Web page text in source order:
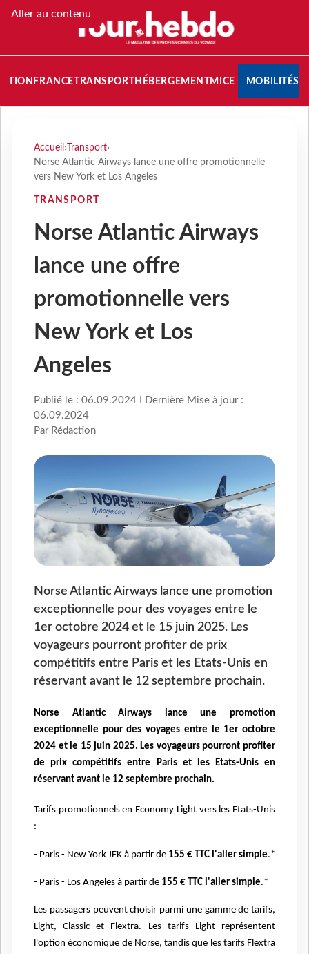
Aller au contenu
FRANCETRANSPORT HÉBERGEMENTMICE MOBILITÉS
Accueil › Transport›
Norse Atlantic Airways lance une offre promotionnelle
vers New York et Los Angeles
TRANSPORT
Norse Atlantic Airways
lance une offre
promotionnelle vers
New York et Los
Angeles
Publié le : 06.09.2024 I Dernière Mise à jour :
06.09.2024
Par Rédaction
Norse Atlantic Airways lance une promotion
exceptionnelle pour des voyages entre le
1er octobre 2024 et le 15 juin 2025. Les
voyageurs pourront profiter de prix
compétitifs entre Paris et les Etats-Unis en
réservant avant le 12 septembre prochain.
Norse Atlantic Airways lance une promotion
exceptionnelle pour des voyages entre le 1er octobre
2024 et le 15 juin 2025. Les voyageurs pourront profiter
de prix compétitifs entre Paris et les Etats-Unis en
réservant avant le 12 septembre prochain.
Tarifs promotionnels en Economy Light vers les Etats-Unis
:
- Paris - New York JFK à partir de 155 € TTC l'aller simple.*
- Paris - Los Angeles à partir de 155 € TTC l'aller simple.*
Les passagers peuvent choisir parmi une gamme de tarifs,
Light, Classic et Flextra. Les tarifs Light représentent
l'option économique de Norse, tandis que les tarifs Flextra